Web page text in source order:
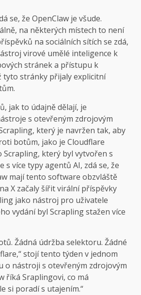
se, že OpenClaw je všude.
na některých místech to není
na sociálních sítích se zdá,
virové umělé inteligence k
stránek a přístupu k
tyto stránky přijaly explicitní
jak to údajně dělají, je
s otevřeným zdrojovým
který je navržen tak, aby
botům, jako je Cloudflare
Scrapling, který byl vytvořen s
s více typy agentů AI, zdá se, že
mají tento software obzvláště
X začaly šířit virální příspěvky
jako nástroj pro uživatele
vydání byl Scrapling stažen více
Žádná údržba selektoru. Žádné
stojí tento týden v jednom
o nástroji s otevřeným zdrojovým
říká Sraplingovi, co má
si poradí s utajením.“